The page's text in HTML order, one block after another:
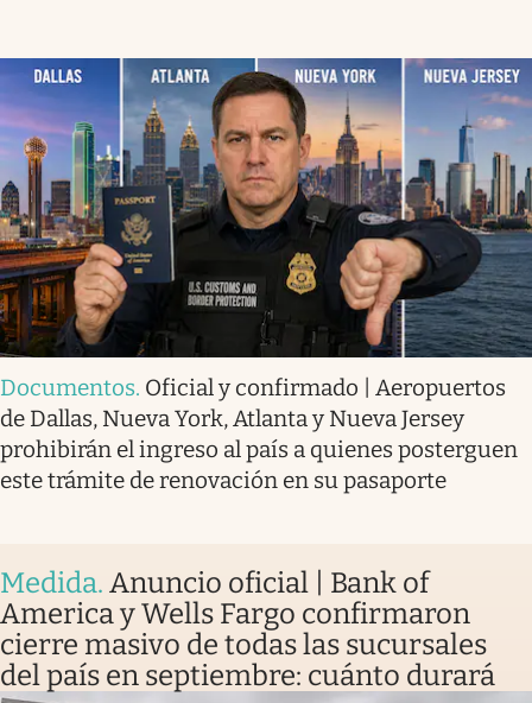
Documentos. Oficial y confirmado | Aeropuertos
de Dallas, Nueva York, Atlanta y Nueva Jersey
prohibirán el ingreso al país a quienes posterguen
este trámite de renovación en su pasaporte
Medida. Anuncio oficial | Bank of
America y Wells Fargo confirmaron
cierre masivo de todas las sucursales
del país en septiembre: cuánto durará